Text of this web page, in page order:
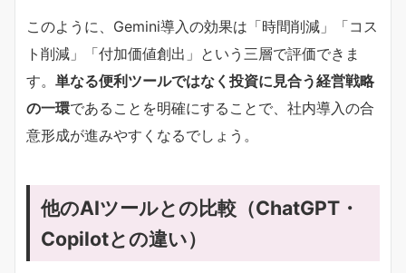
このように、Gemini導入の効果は「時間削減」「コス
ト削減」「付加価値創出」という三層で評価できま
す。 単なる便利ツールではなく投資に見合う経営戦略
の一環であることを明確にすることで、社内導入の合
意形成が進みやすくなるでしょう。
他のAIツールとの比較（ChatGPT・
Copilotとの違い）